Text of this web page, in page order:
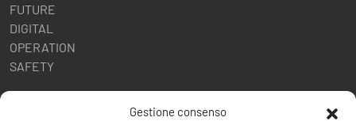
Gestione consenso
FUTURE
DIGITAL
OPERATION
SAFETY
POLITICHE AZIENDALI